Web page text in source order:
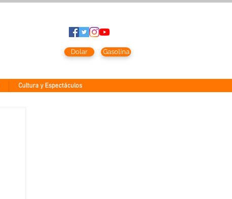
Dolar Gasolina
Cultura y Espectáculos